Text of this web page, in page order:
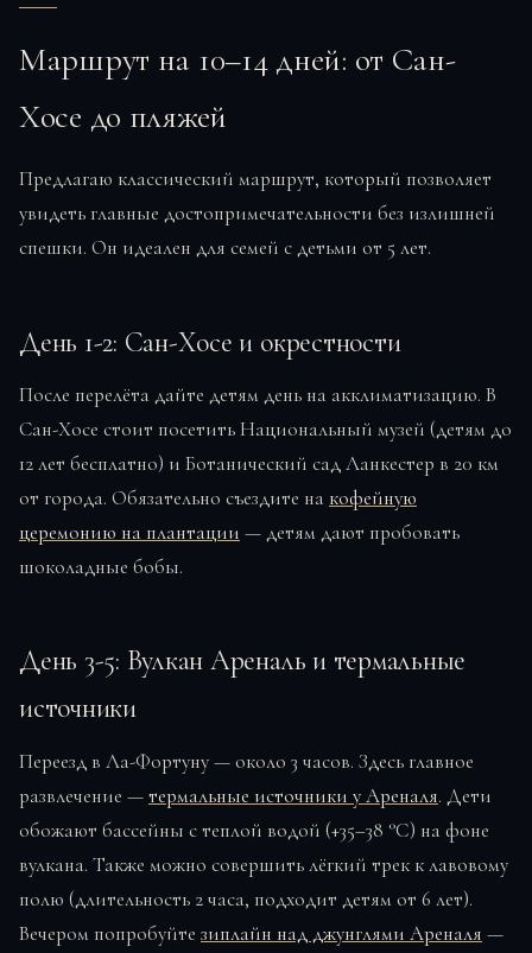
Маршрут на 10–14 дней: от Сан-
Хосе до пляжей
Предлагаю классический маршрут, который позволяет
увидеть главные достопримечательности без излишней
спешки. Он идеален для семей с детьми от 5 лет.
День 1-2: Сан-Хосе и окрестности
После перелёта дайте детям день на акклиматизацию. В
Сан-Хосе стоит посетить Национальный музей (детям до
12 лет бесплатно) и Ботанический сад Ланкестер в 20 км
от города. Обязательно съездите на кофейную
церемонию на плантации — детям дают пробовать
шоколадные бобы.
День 3-5: Вулкан Ареналь и термальные
источники
Переезд в Ла-Фортуну — около 3 часов. Здесь главное
развлечение —термальные источники у Ареналя. Дети
обожают бассейны с теплой водой (+35–38 °C) на фоне
вулкана. Также можно совершить лёгкий трек к лавовому
полю (длительность 2 часа, подходит детям от 6 лет).
Вечером попробуйте зиплайн над джунглями Ареналя —